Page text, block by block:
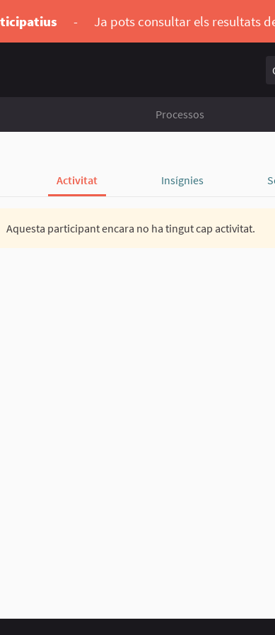
- Ja pots consultar els resultats
Processos
Activitat Insígnies
Aquesta participant encara no ha tingut cap activitat.